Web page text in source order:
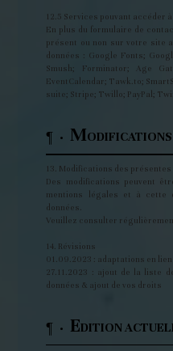
12.5 Services pouvant accéder
En plus du formulaire de
présent ou non sur votre site
données : Google Fonts;
Smush; Forminator; Age
EventCalendar; Tawk.to;
suite; Stripe; Twillo; PayPal;
¶ · M
13. Modifications des
Des modifications peuvent
mentions légales et à cette
données.
Veuillez consulter
14. Révisions
01.09.2023 : adaptations en
27.11.2023 : ajout de la liste
données & ajout de vos droits
¶ · EDITION